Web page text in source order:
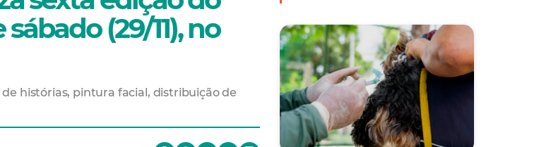
(29/11), no
histórias, pintura facial, distribuição de